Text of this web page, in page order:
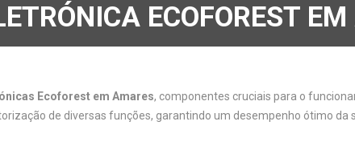
ECOFOREST
Ecoforest em Amares, componentes cruciais para o
de diversas funções, garantindo um desempenho ótimo da